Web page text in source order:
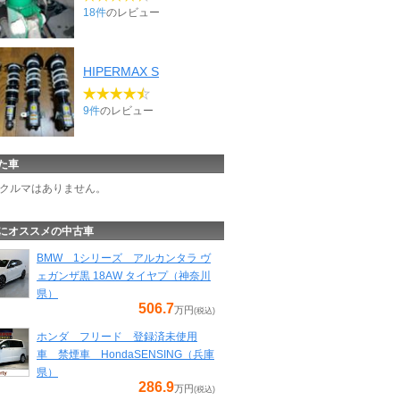
18件のレビュー
HIPERMAX S
9件のレビュー
車
ルマはありません。
オススメの中古車
BMW 1シリーズ アルカンタラ ヴ
ェガンザ黒 18AW タイヤプ（神奈川
県）
506.7万円(税込)
ホンダ フリード 登録済未使用
車 禁煙車 HondaSENSING（兵庫
県）
286.9万円(税込)